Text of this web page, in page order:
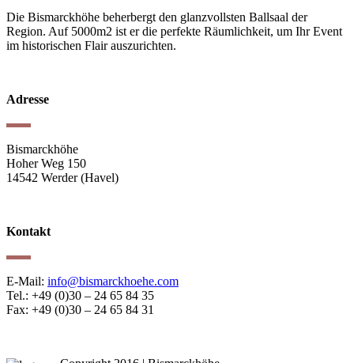
Die Bismarckhöhe beherbergt den glanzvollsten Ballsaal der
Region. Auf 5000m2 ist er die perfekte Räumlichkeit, um Ihr Event
im historischen Flair auszurichten.
Adresse
Bismarckhöhe
Hoher Weg 150
14542 Werder (Havel)
Kontakt
E-Mail: info@bismarckhoehe.com
Tel.: +49 (0)30 – 24 65 84 35
Fax: +49 (0)30 – 24 65 84 31